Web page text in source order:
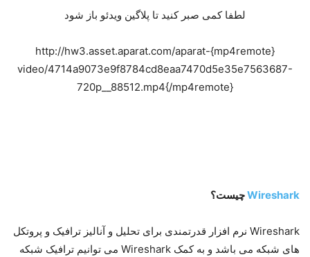
لطفا کمی صبر کنید تا پلاگین ویدئو باز شود
{mp4remote}http://hw3.asset.aparat.com/aparat-
video/4714a9073e9f8784cd8eaa7470d5e35e7563687-
720p__88512.mp4{/mp4remote}
Wiresharkچیست؟
Wireshark نرم افزار قدرتمندی برای تحلیل و آنالیز ترافیک و پروتکل
های شبکه می باشد و به کمک Wireshark می توانیم ترافیک شبکه